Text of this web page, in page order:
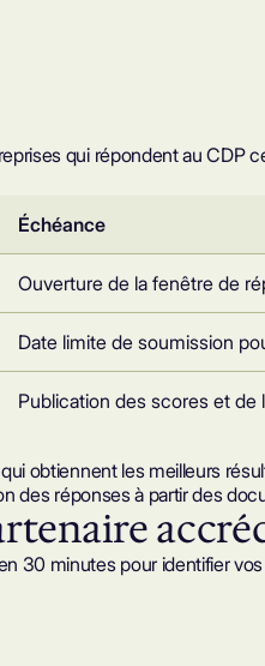
qui répondent au CDP
Échéance
Ouverture de la fenêtre de
Date limite de soumission
Publication des scores et de
obtiennent les meilleurs
des réponses à partir des
30 minutes pour identifier